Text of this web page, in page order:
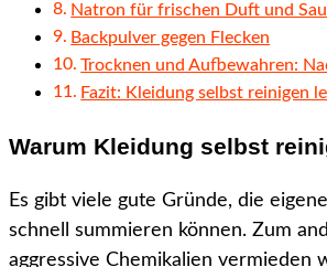
Natron für frischen Duft und
Backpulver gegen Flecken
Trocknen und Aufbewahren:
Fazit: Kleidung selbst reinigen
Warum Kleidung selbst
Es gibt viele gute Gründe, die
schnell summieren können. Zum
aggressive Chemikalien vermieden